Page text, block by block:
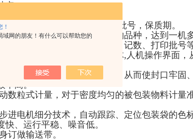
！
域网的朋友！有什么可以帮助您的
点
易清洁，符合GMP规范要求。
轮自动打码机，进行1-3排打批号，保质期。
根据客户需要随机调整包装物品种，达到一机
、计量、充填、封合、切断、记数、打印批号
程器控制，并设有中英文字体,人机操作界面，
动化程度高。
型温控仪控制横、纵封温度，从而使封口牢固
高。
数粒式计量，对于密度均匀的被包装物料计量
进电机细分技术，自动跟踪、定位包装袋的色
快、运行平稳、噪音低。
订做输送带。